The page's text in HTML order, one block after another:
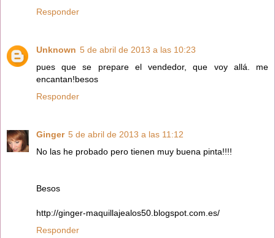
Responder
Unknown 5 de abril de 2013 a las 10:23
pues que se prepare el vendedor, que voy allá. me
encantan!besos
Responder
Ginger 5 de abril de 2013 a las 11:12
No las he probado pero tienen muy buena pinta!!!!
Besos
http://ginger-maquillajealos50.blogspot.com.es/
Responder